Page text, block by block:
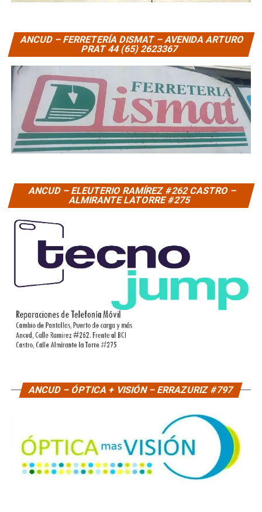
ANCUD – FERRETERÍA DISMAT – AVENIDA ARTURO
PRAT 44 (65) 2623367
ANCUD – ELEUTERIO RAMÍREZ #262 CASTRO –
ALMIRANTE LATORRE #275
ANCUD – ÓPTICA + VISIÓN – ERRAZURIZ #797